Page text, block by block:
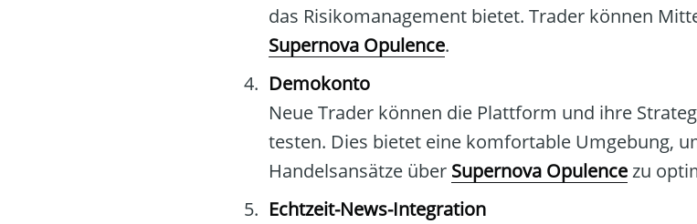
das Risikomanagement bietet. Trader können
Supernova Opulence.
Demokonto
Neue Trader können die Plattform und ihre
testen. Dies bietet eine komfortable Umgebung,
Handelsansätze über Supernova Opulencezu
Echtzeit-News-Integration